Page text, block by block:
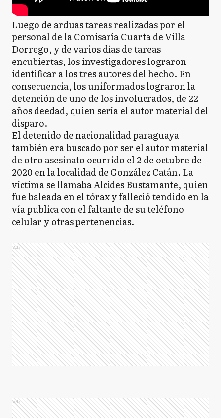
Luego de arduas tareas realizadas por el
personal de la Comisaría Cuarta de Villa
Dorrego, y de varios días de tareas
encubiertas, los investigadores lograron
identificar a los tres autores del hecho. En
consecuencia, los uniformados lograron la
detención de uno de los involucrados, de 22
años deedad, quien sería el autor material del
disparo.
El detenido de nacionalidad paraguaya
también era buscado por ser el autor material
de otro asesinato ocurrido el 2 de octubre de
2020 en la localidad de González Catán. La
víctima se llamaba Alcides Bustamante, quien
fue baleada en el tórax y falleció tendido en la
vía publica con el faltante de su teléfono
celular y otras pertenencias.
Ads
Ads